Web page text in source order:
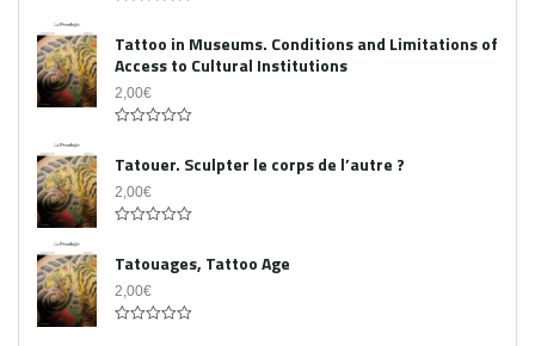
out
of
5
Tattoo in Museums. Conditions and Limitations of
Access to Cultural Institutions
2,00€
out
of
5
Tatouer. Sculpter le corps de l’autre ?
2,00€
out
of
5
Tatouages, Tattoo Age
2,00€